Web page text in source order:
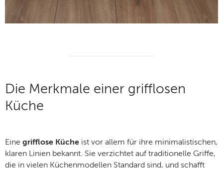
Die Merkmale einer grifflosen
Küche
Eine grifflose Küche ist vor allem für ihre minimalistischen,
klaren Linien bekannt. Sie verzichtet auf traditionelle Griffe,
die in vielen Küchenmodellen Standard sind, und schafft